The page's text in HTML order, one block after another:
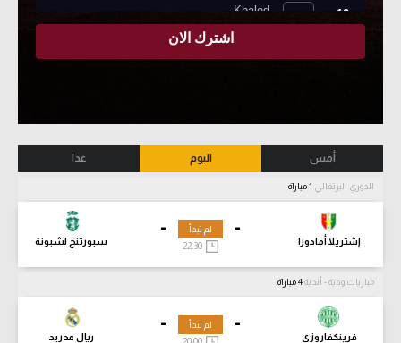
أمس اليوم غدا
الدوري البرتغالي
-
إشتريلا أمادورا
-
سبورتنج لشبونة
لم تبدأ
مباريات ودية - أندية
-
فرينكفاروزي
-
ريال مدريد
لم تبدأ